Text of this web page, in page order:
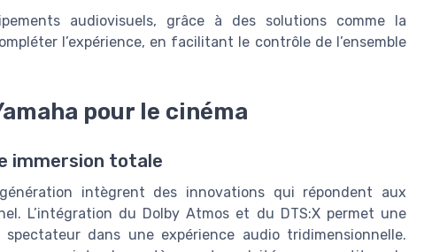
audiovisuels, grâce à des solutions comme la
l’expérience, en facilitant le contrôle de l’ensemble
pour le cinéma
immersion totale
intègrent des innovations qui répondent aux
L’intégration du Dolby Atmos et du DTS:X permet une
dans une expérience audio tridimensionnelle.